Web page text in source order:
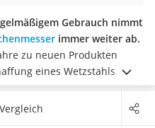
Gebrauch nimmt
immer weiter ab.
zu neuen Produkten
eines Wetzstahls
Wetzstahl in unserer
bei sich